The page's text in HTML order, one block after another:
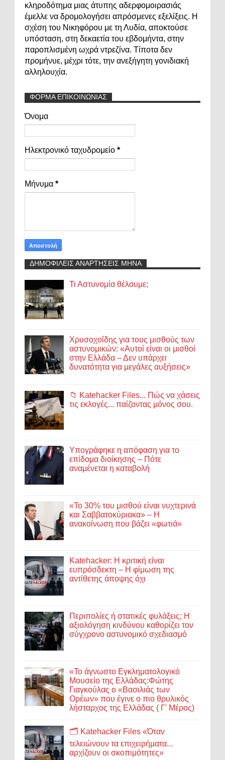
κληροδότημα μιας άτυπης αδερφομοιρασιάς
έμελλε να δρομολογήσει απρόσμενες εξελίξεις. Η
σχέση του Νικηφόρου με τη Λυδία, αποκτούσε
υπόσταση, στη δεκαετία του εβδομήντα, στην
παροπλισμένη ωχρά ντρεζίνα. Τίποτα δεν
προμήνυε, μέχρι τότε, την ανεξήγητη γονιδιακή
αλληλουχία.
ΦΟΡΜΑ ΕΠΙΚΟΙΝΩΝΙΑΣ
Όνομα
Ηλεκτρονικό ταχυδρομείο *
Μήνυμα *
ΔΗΜΟΦΙΛΕΙΣ ΑΝΑΡΤΗΣΕΙΣ ΜΗΝΑ
Τι Αστυνομία θέλουμε;
Χρυσοχοΐδης για τους μισθούς των
αστυνομικών: «Αυτοί είναι οι μισθοί
στην Ελλάδα – Δεν υπάρχει
δυνατότητα για μεγάλες αυξήσεις»
📁 Katehacker Files... Πώς να χάσεις
τις εκλογές... παίζοντας μόνος σου.
Υπογράφηκε η απόφαση για το
επίδομα διοίκησης – Πότε
αναμένεται η καταβολή
«Το 30% του μισθού είναι νυχτερινά
και Σαββατοκύριακα» – Η
ανακοίνωση που βάζει «φωτιά»
Katehacker: Η κριτική είναι
ευπρόσδεκτη – Η φίμωση της
αντίθετης άποψης όχι
Περιπολίες ή στατικές φυλάξεις; Η
αξιολόγηση κινδύνου καθορίζει τον
σύγχρονο αστυνομικό σχεδιασμό
«Το άγνωστο Εγκληματολογικό
Μουσείο της Ελλάδας:Φώτης
Γιαγκούλας ο «Βασιλιάς των
Ορέων» που έγινε ο πιο θρυλικός
λήσταρχος της Ελλάδας ( Γ' Μέρος)
🗂️ Katehacker Files «Όταν
τελειώνουν τα επιχειρήματα...
αρχίζουν οι σκοπιμότητες»